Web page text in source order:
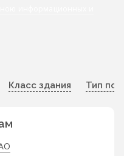
Класс здания Тип